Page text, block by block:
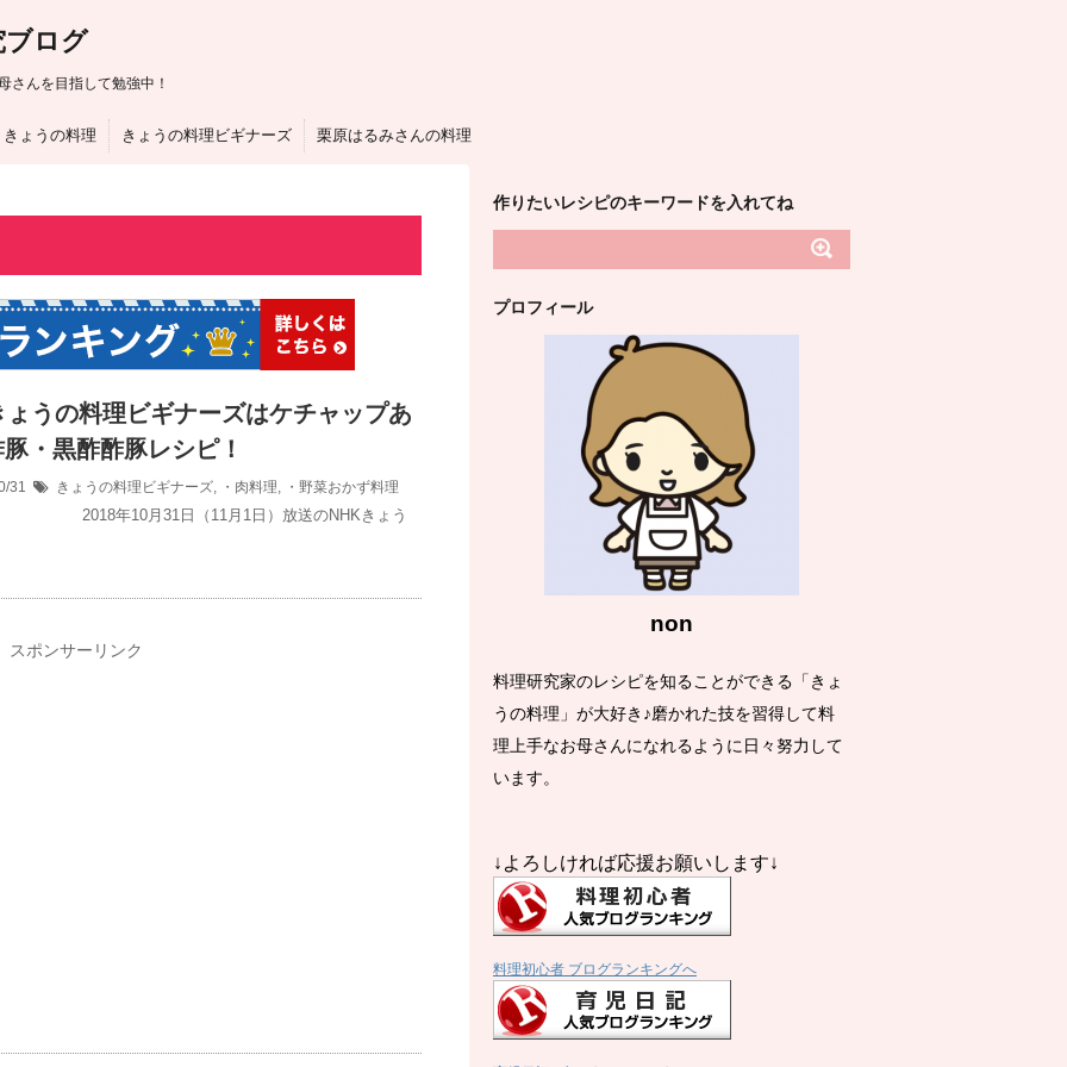
ブログ
さんを目指して勉強中！
きょうの料理 きょうの料理ビギナーズ 栗原はるみさんの料理
ょうの料理ビギナーズはケチャップあ
・黒酢酢豚レシピ！
31 きょうの料理ビギナーズ, ・肉料理, ・野菜おかず料理
10月31日（11月1日）放送のNHKきょう
スポンサーリンク
作りたいレシピのキーワードを入れてね
プロフィール
non
料理研究家のレシピを知ることができる「きょ
うの料理」が大好き♪磨かれた技を習得して料
理上手なお母さんになれるように日々努力して
います。
↓よろしければ応援お願いします↓
料理初心者 ブログランキングへ